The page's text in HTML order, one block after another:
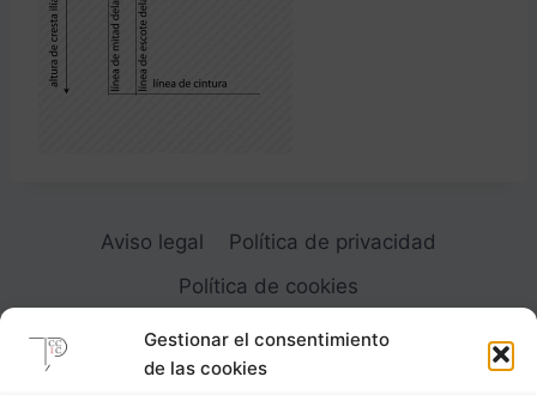
Gestionar el consentimiento
de las cookies
Aviso legal
Política de privacidad
Política de cookies